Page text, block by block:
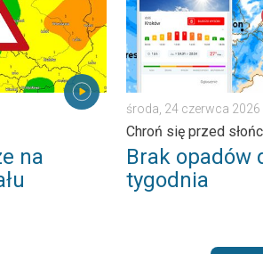
na
środa, 24 czerwca 2026
Chroń się przed
Brak opadów
tygodnia